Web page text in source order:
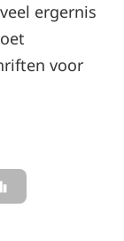
ergernis
voor